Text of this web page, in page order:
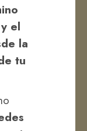
el
la
tu